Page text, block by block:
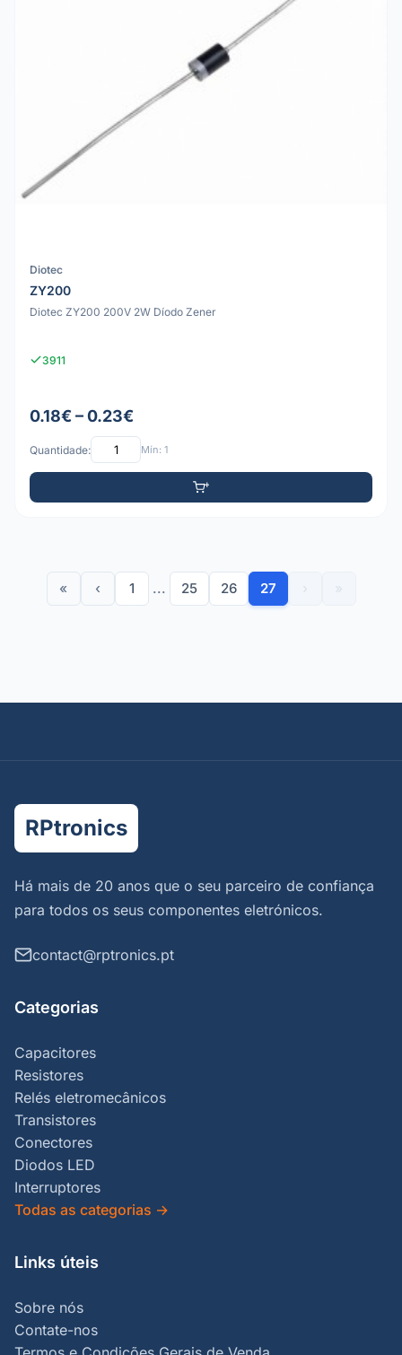
Diotec
ZY200
Diotec ZY200 200V 2W Díodo Zener
3911
0.18€ – 0.23€
Quantidade: Mín: 1
« ‹ 1 ... 25 26 27
RPtronics
Há mais de 20 anos que o seu parceiro de confiança
para todos os seus componentes eletrónicos.
contact@rptronics.pt
Categorias
Capacitores
Resistores
Relés eletromecânicos
Transistores
Conectores
Diodos LED
Interruptores
Todas as categorias →
Links úteis
Sobre nós
Contate-nos